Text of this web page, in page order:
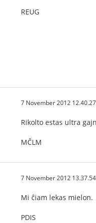
REUG
7 November 2012 12.40.27
Rikolto estas ultra
MĈLM
7 November 2012 13.37.54
Mi ĉiam lekas mielon.
PDIS